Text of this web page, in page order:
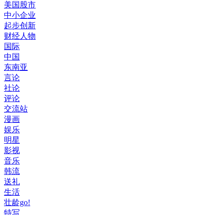
美国股市
中小企业
起步创新
财经人物
国际
中国
东南亚
言论
社论
评论
交流站
漫画
娱乐
明星
影视
音乐
韩流
送礼
生活
壮龄go!
特写